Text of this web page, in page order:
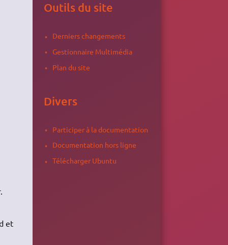
et
Outils du site
Derniers changements
Gestionnaire Multimédia
Plan du site
Divers
Participer à la documentation
Documentation hors ligne
Télécharger Ubuntu